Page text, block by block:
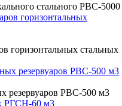
стального РВС-5000
горизонтальных стальных
резервуаров РВС-500 м3